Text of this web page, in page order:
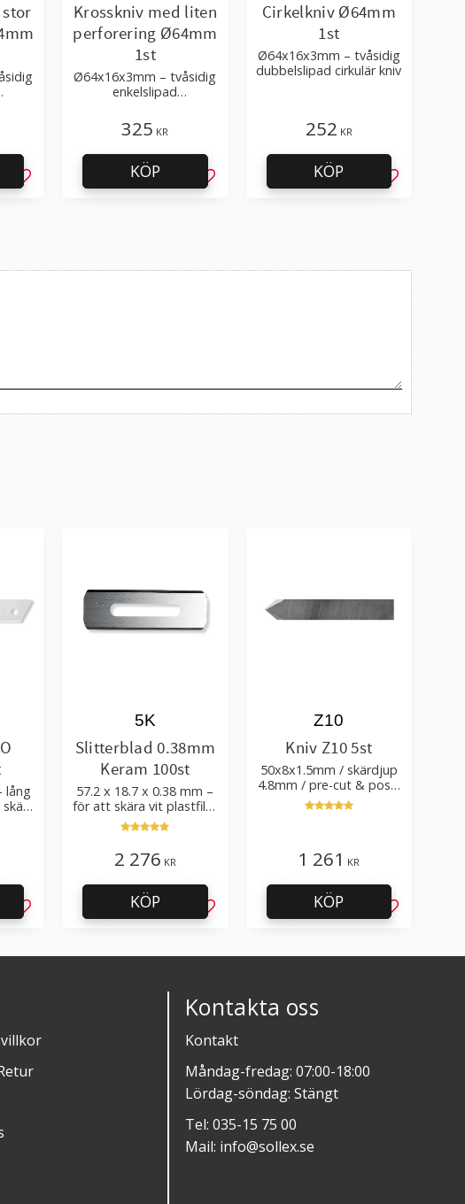
Lägg till i favoriter
Krosskniv med liten
perforering Ø64mm
1st
Ø64x16x3mm – tvåsidig
enkelslipad
verktygsstål
325 KR
Lägg till i favoriter
KÖP
Cirkelkniv Ø64mm
1st
Ø64x16x3mm – tvåsidig
dubbelslipad cirkulär kniv
252 KR
Lägg till i
KÖP
lång
Lägg till i favoriter
Slitterblad 0.38mm
Keram 100st
57.2 x 18.7 x 0.38 mm –
för att skära vit plastfilm
med tillsatser
5K
2 276 KR
Lägg till i favoriter
KÖP
Kniv Z10 5st
50x8x1.5mm / skärdjup
4.8mm / pre-cut & post-
cut 0.84xTm / skärvinkel
50°
Z10
1 261 KR
Lägg till i
KÖP
Kontakta oss
Kontakt
Måndag-fredag: 07:00-18:00
Lördag-söndag: Stängt
Tel: 035-15 75 00
Mail: info@sollex.se